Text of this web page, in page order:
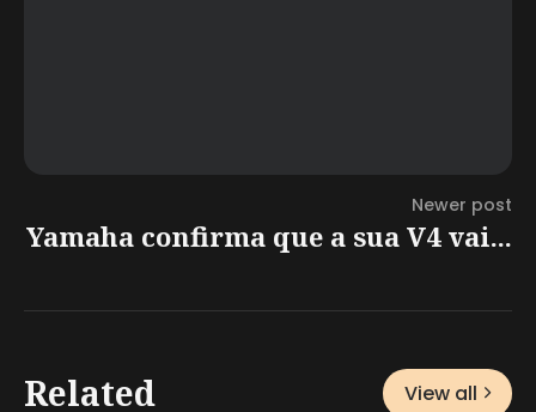
Newer post
Yamaha confirma que a sua V4 vai...
Related View all